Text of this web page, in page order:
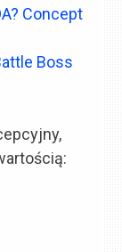
Concept
Boss